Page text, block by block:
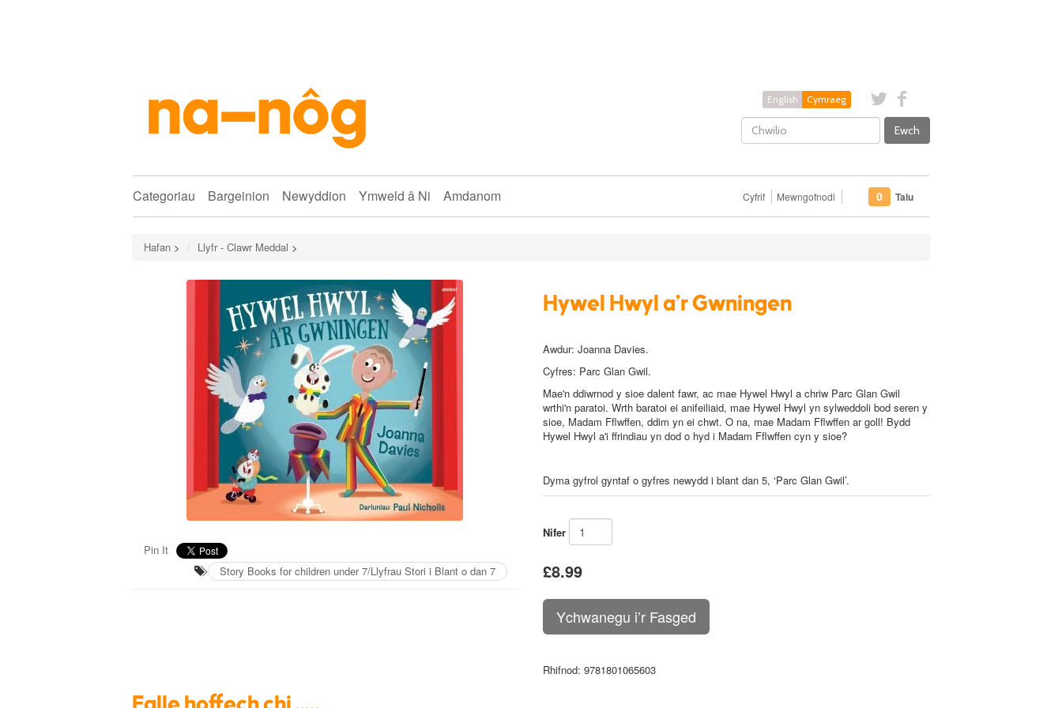
English Cymraeg
Ewch
Categoriau Bargeinion Newyddion Ymweld â Ni Amdanom Cyfrif Mewngofnodi 0 Talu
Hafan > Llyfr - Clawr Meddal >
Pin It
Story Books for children under 7/Llyfrau Stori i Blant o dan 7
Hywel Hwyl a'r Gwningen
Awdur: Joanna Davies.
Cyfres: Parc Glan Gwil.
Mae'n ddiwrnod y sioe dalent fawr, ac mae Hywel Hwyl a chriw Parc Glan Gwil
wrthi'n paratoi. Wrth baratoi ei anifeiliaid, mae Hywel Hwyl yn sylweddoli bod seren y
sioe, Madam Fflwffen, ddim yn ei chwt. O na, mae Madam Fflwffen ar goll! Bydd
Hywel Hwyl a'i ffrindiau yn dod o hyd i Madam Fflwffen cyn y sioe?
Dyma gyfrol gyntaf o gyfres newydd i blant dan 5, ‘Parc Glan Gwil’.
Nifer
£8.99
Rhifnod: 9781801065603